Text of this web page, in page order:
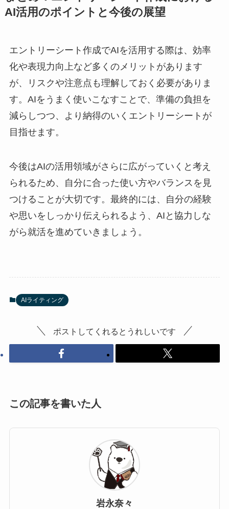
AI活用のポイントと今後の展望
エントリーシート作成でAIを活用する際は、効率
化や表現力向上など多くのメリットがあります
が、リスクや注意点も理解しておく必要がありま
す。AIをうまく使いこなすことで、準備の負担を
減らしつつ、より納得のいくエントリーシートが
目指せます。
今後はAIの活用領域がさらに広がっていくと考え
られるため、自分に合った使い方やバランスを見
つけることが大切です。最終的には、自分の経験
や思いをしっかり伝えられるよう、AIと協力しな
がら就活を進めていきましょう。
AIライティング
ポストしてくれるとうれしいです
この記事を書いた人
岩永奈々